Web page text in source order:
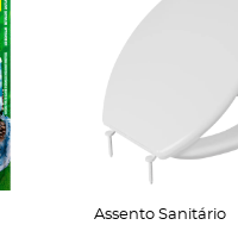
Assento Sanitário